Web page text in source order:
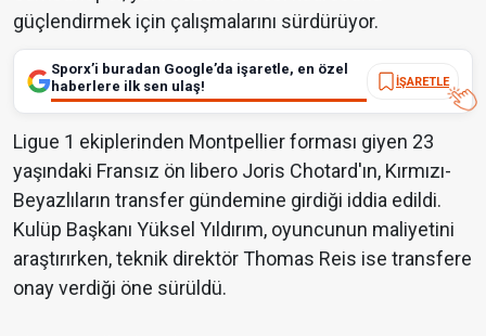
güçlendirmek için çalışmalarını sürdürüyor.
Sporx’i buradan Google’da işaretle, en özel
haberlere ilk sen ulaş!
İŞARETLE
Ligue 1 ekiplerinden Montpellier forması giyen 23
yaşındaki Fransız ön libero Joris Chotard'ın, Kırmızı-
Beyazlıların transfer gündemine girdiği iddia edildi.
Kulüp Başkanı Yüksel Yıldırım, oyuncunun maliyetini
araştırırken, teknik direktör Thomas Reis ise transfere
onay verdiği öne sürüldü.